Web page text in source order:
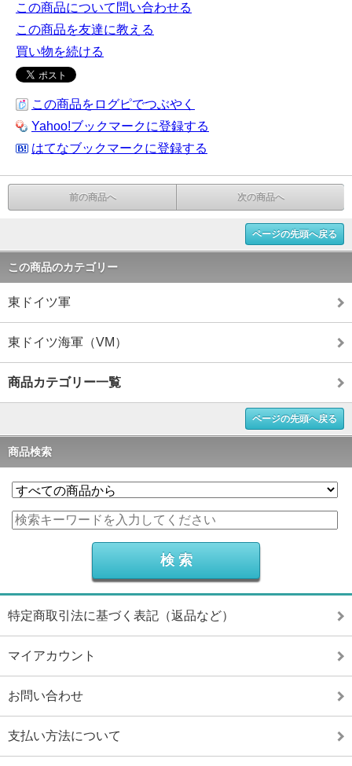
この商品について問い合わせる
この商品を友達に教える
買い物を続ける
この商品をログピでつぶやく
Yahoo!ブックマークに登録する
はてなブックマークに登録する
前の商品へ 次の商品へ
ページの先頭へ戻る
この商品のカテゴリー
東ドイツ軍
東ドイツ海軍（VM）
商品カテゴリー一覧
ページの先頭へ戻る
商品検索
特定商取引法に基づく表記（返品など）
マイアカウント
お問い合わせ
支払い方法について